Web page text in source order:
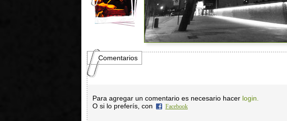
Comentarios
Para agregar un comentario es necesario hacer login.
O si lo preferís, con
Facebook